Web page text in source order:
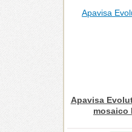
Apavisa
mosaico